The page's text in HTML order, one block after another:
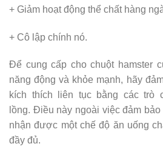
+ Giảm hoạt động thể chất hàng
+ Cô lập chính nó.
Để cung cấp cho chuột hamster
năng động và khỏe mạnh, hãy
kích thích liên tục bằng các trò
lồng. Điều này ngoài việc đảm
nhận được một chế độ ăn uống
đầy đủ.